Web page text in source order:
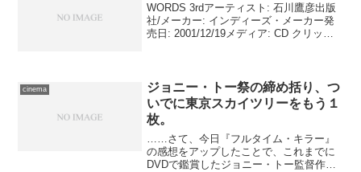
WORDS 3rdアーティスト: 石川鷹彦出版
社/メーカー: インディーズ・メーカー発
売日: 2001/12/19メディア: CD クリック:
cinema
ジョニー・トー祭の締め括り、つ
いでに東京スカイツリーをもう１
枚。
……さて、今日『フルタイム・キラー』
の感想をアップしたことで、これまでに
DVDで鑑賞したジョニー・トー監督作品